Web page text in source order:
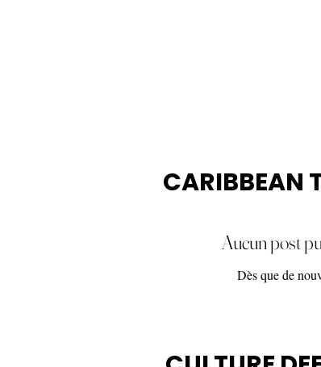
Aucun post
Dès que de
CARIBBEAN